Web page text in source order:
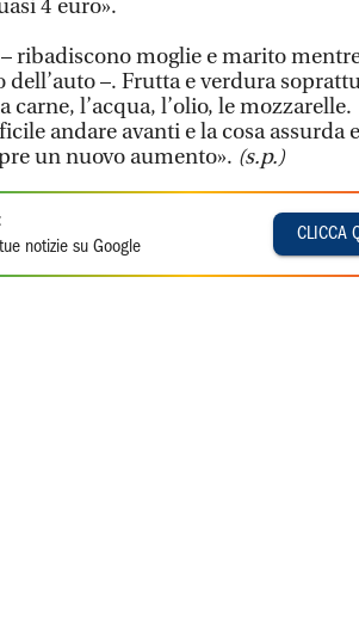
4 euro».
ribadiscono moglie e marito
–. Frutta e verdura
l’acqua, l’olio, le mozzarelle.
andare avanti e la cosa assurda
un nuovo aumento». (s.p.)
notizie su Google
CLICCA